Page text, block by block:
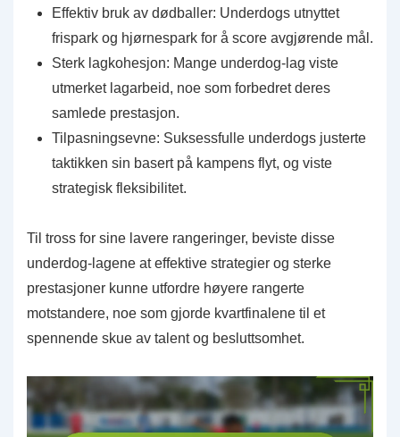
Effektiv bruk av dødballer: Underdogs utnyttet
frispark og hjørnespark for å score avgjørende mål.
Sterk lagkohesjon: Mange underdog-lag viste
utmerket lagarbeid, noe som forbedret deres
samlede prestasjon.
Tilpasningsevne: Suksessfulle underdogs justerte
taktikken sin basert på kampens flyt, og viste
strategisk fleksibilitet.
Til tross for sine lavere rangeringer, beviste disse
underdog-lagene at effektive strategier og sterke
prestasjoner kunne utfordre høyere rangerte
motstandere, noe som gjorde kvartfinalene til et
spennende skue av talent og besluttsomhet.